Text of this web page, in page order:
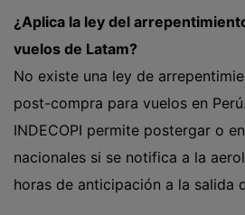
¿Aplica la ley del
vuelos de Latam?
No existe una ley de
post-compra para vuelos en
INDECOPI permite postergar o
nacionales si se notifica a la
horas de anticipación a la salida